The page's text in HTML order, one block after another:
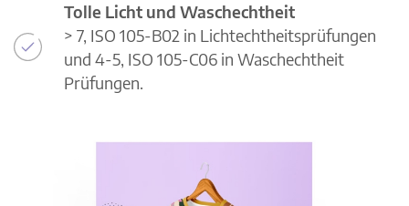
Tolle Licht und Waschechtheit
> 7, ISO 105-B02 in Lichtechtheitsprüfungen
und 4-5, ISO 105-C06 in Waschechtheit
Prüfungen.